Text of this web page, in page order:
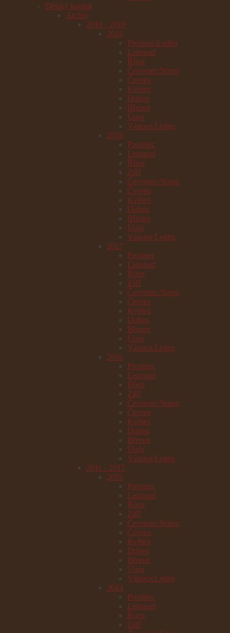
Dětský koutek
Archiv
2016 - 2019
2019
Prosinec/Leden
Listopad
Říjen
Červenec/Srpen
Červen
Květen
Duben
Březen
Únor
Vánoce/Leden
2018
Prosinec
Listopad
Říjen
Září
Červenec/Srpen
Červen
Květen
Duben
Březen
Únor
Vánoce/Leden
2017
Prosinec
Listopad
Říjen
Září
Červenec/Srpen
Červen
Květen
Duben
Březen
Únor
Vánoce/Leden
2016
Prosinec
Listopad
Říjen
Září
Červenec/Srpen
Červen
Květen
Duben
Březen
Únor
Vánoce/Leden
2011 - 2015
2015
Prosinec
Listopad
Říjen
Září
Červenec/Srpen
Červen
Květen
Duben
Březen
Únor
Vánoce/Leden
2014
Prosinec
Listopad
Říjen
Září